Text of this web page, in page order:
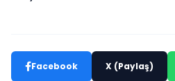
Facebook X (Paylaş)